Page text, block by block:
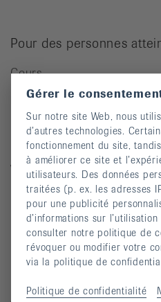
Pour des personnes
Cours
Manifestations
Prévention des chutes
Publications
Vidéos
Lettre d’information
Moyens auxiliaires
Maladies rhumatismales
Arthrite
Gérer le
Sur notre site Web, nous
d’autres technologies.
fonctionnement du site,
à améliorer ce site et
utilisateurs. Des données
traitées (p. ex. les adresses
pour une publicité
d’informations sur
consulter notre politique de
révoquer ou modifier votre
via la politique de
Politique de confidentialité